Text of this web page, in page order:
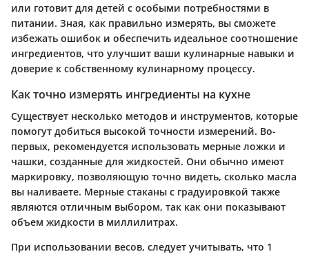
или готовит для детей с особыми потребностями в
питании. Зная, как правильно измерять, вы сможете
избежать ошибок и обеспечить идеальное соотношение
ингредиентов, что улучшит ваши кулинарные навыки и
доверие к собственному кулинарному процессу.
Как точно измерять ингредиенты на кухне
Существует несколько методов и инструментов, которые
помогут добиться высокой точности измерений. Во-
первых, рекомендуется использовать мерные ложки и
чашки, созданные для жидкостей. Они обычно имеют
маркировку, позволяющую точно видеть, сколько масла
вы наливаете. Мерные стаканы с градуировкой также
являются отличным выбором, так как они показывают
объем жидкости в миллилитрах.
При использовании весов, следует учитывать, что 1